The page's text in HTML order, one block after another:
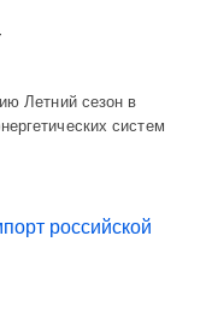
Летний сезон в
систем